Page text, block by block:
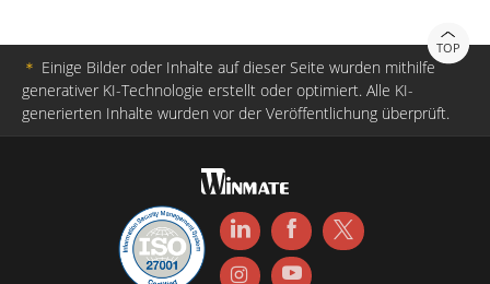
TOP
＊ Einige Bilder oder Inhalte auf dieser Seite wurden mithilfe
generativer KI-Technologie erstellt oder optimiert. Alle KI-
generierten Inhalte wurden vor der Veröffentlichung überprüft.